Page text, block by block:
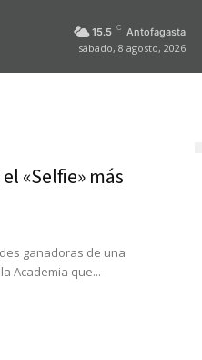
15.5 C Antofagasta
sábado, 8 agosto, 2026
«Selfie» más
ganadoras de una
Academia que...